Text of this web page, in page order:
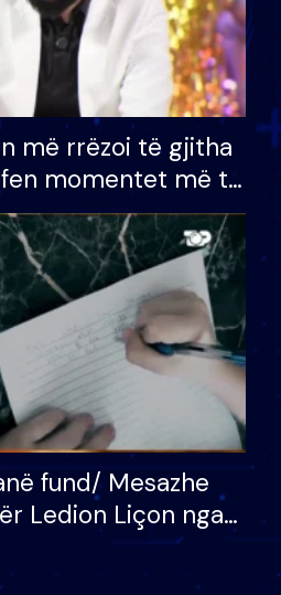
më rrëzoi të gjitha
momentet më të
e BB VIP: Do më
kur…
fund/ Mesazhe
Ledion Liçon nga
e tij, moderatori
Nuk meritoj…